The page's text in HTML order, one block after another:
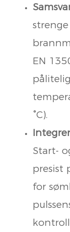
strenge
EN
°C).
Start-
presist
for